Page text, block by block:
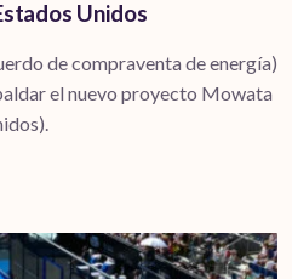
Unidos
de compraventa de energía)
el nuevo proyecto Mowata